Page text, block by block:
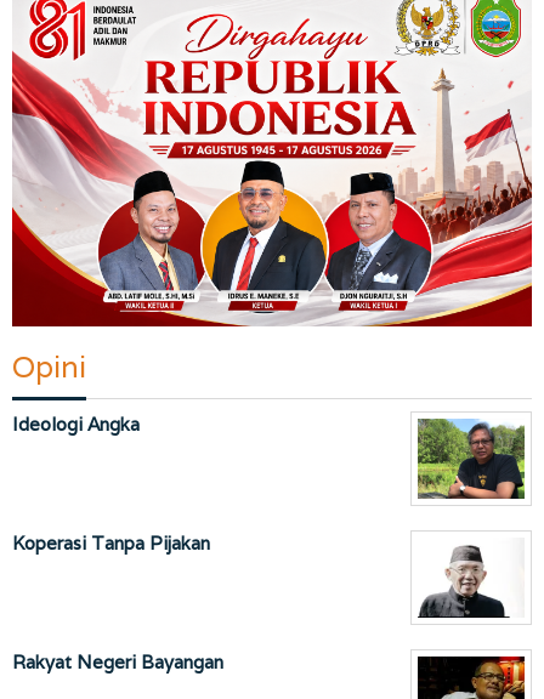
Opini
Ideologi Angka
Koperasi Tanpa Pijakan
Rakyat Negeri Bayangan